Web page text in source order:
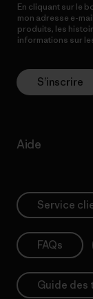
En cliquant sur le
mon adresse e-
produits, les
informations sur
S’inscrire
Aide
Service
FAQs
Guide des